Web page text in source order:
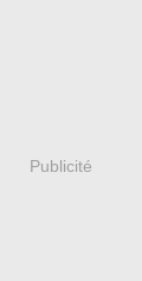
Publicité